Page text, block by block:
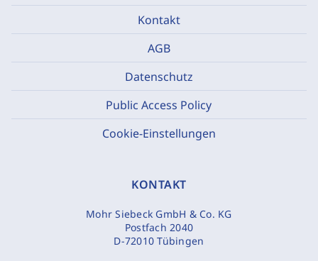
Kontakt
AGB
Datenschutz
Public Access Policy
Cookie-Einstellungen
KONTAKT
Mohr Siebeck GmbH & Co. KG
Postfach 2040
D-72010 Tübingen